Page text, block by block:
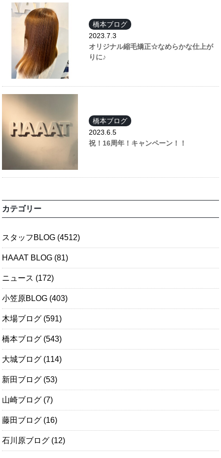
橋本ブログ
2023.7.3
オリジナル縮毛矯正☆なめらかな仕上が
りに♪
橋本ブログ
2023.6.5
祝！16周年！キャンペーン！！
カテゴリー
スタッフBLOG (4512)
HAAAT BLOG (81)
ニュース (172)
小笠原BLOG (403)
木場ブログ (591)
橋本ブログ (543)
大城ブログ (114)
新田ブログ (53)
山崎ブログ (7)
藤田ブログ (16)
石川原ブログ (12)